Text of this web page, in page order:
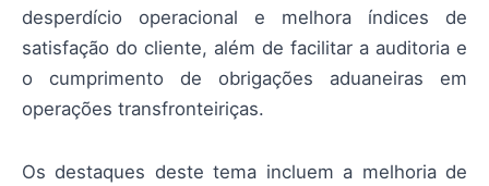
desperdício operacional e melhora índices de
satisfação do cliente, além de facilitar a auditoria e
o cumprimento de obrigações aduaneiras em
operações transfronteiriças.
Os destaques deste tema incluem a melhoria de